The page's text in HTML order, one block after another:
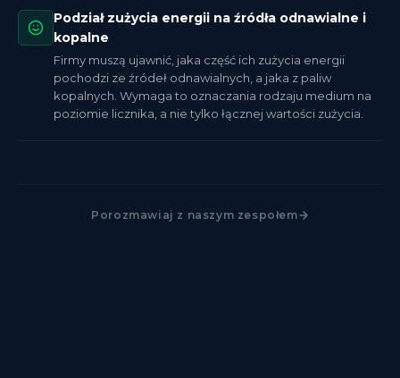
Podział zużycia energii na źródła odnawialne i
kopalne
Firmy muszą ujawnić, jaka część ich zużycia energii
pochodzi ze źródeł odnawialnych, a jaka z paliw
kopalnych. Wymaga to oznaczania rodzaju medium na
poziomie licznika, a nie tylko łącznej wartości zużycia.
Porozmawiaj z naszym zespołem